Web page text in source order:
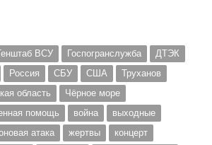
ВСУ Госпогранслужба
ДТЭК
Россия СБУ США
Труханов
область
Чёрное море
помощь война
выходные
атака жертвы
концерт